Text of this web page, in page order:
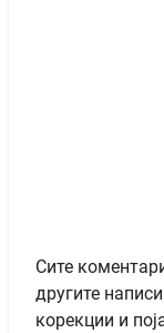
Сите
другите
корекции и